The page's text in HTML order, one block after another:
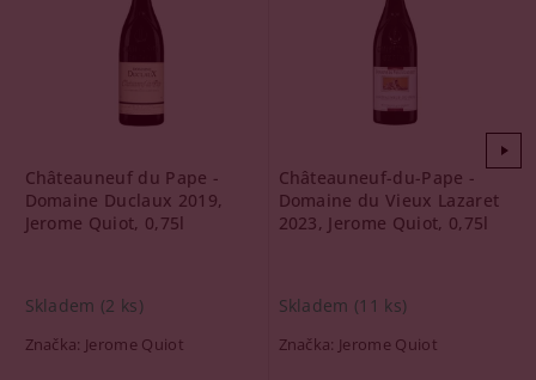
Châteauneuf du Pape -
Domaine Duclaux 2019,
Jerome Quiot, 0,75l
Skladem (2 ks)
Značka: Jerome Quiot
Châteauneuf-du-Pape -
Domaine du Vieux Lazaret
2023, Jerome Quiot, 0,75l
Skladem (11 ks)
Značka: Jerome Quiot